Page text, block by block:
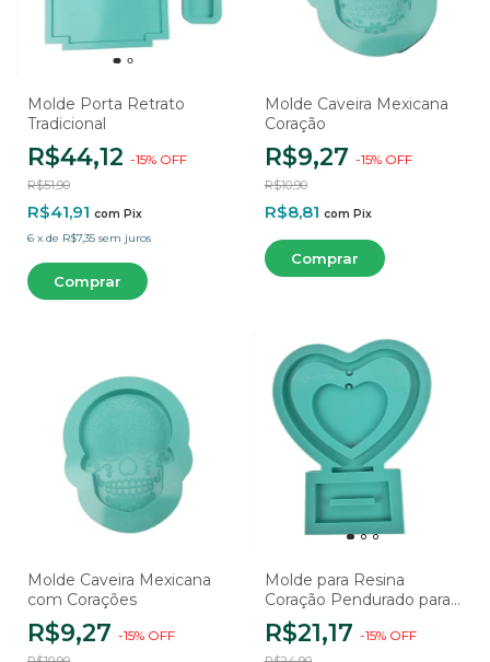
Molde Porta Retrato
Tradicional
R$44,12 -15% OFF
R$51,90
R$41,91 com Pix
6 x de R$7,35 sem juros
Molde Caveira Mexicana
Coração
R$9,27 -15% OFF
R$10,90
R$8,81 com Pix
Molde Caveira Mexicana
com Corações
R$9,27 -15% OFF
Molde para Resina
Coração Pendurado para
Eternização
R$21,17 -15% OFF